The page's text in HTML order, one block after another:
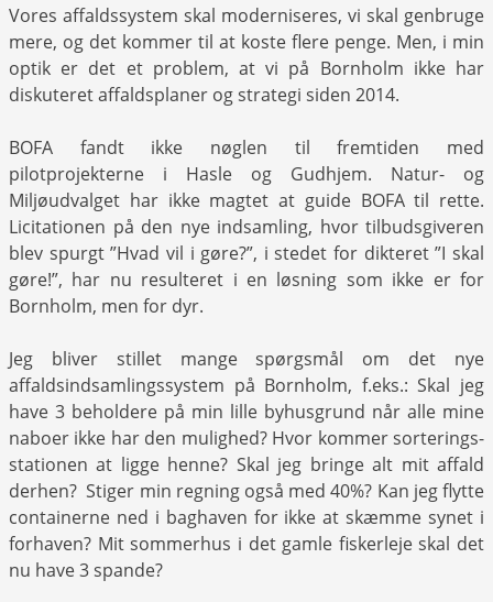
Vores affaldssystem skal moderniseres, vi skal genbruge
mere, og det kommer til at koste flere penge. Men, i min
optik er det et problem, at vi på Bornholm ikke har
diskuteret affaldsplaner og strategi siden 2014.
BOFA fandt ikke nøglen til fremtiden med
pilotprojekterne i Hasle og Gudhjem. Natur- og
Miljøudvalget har ikke magtet at guide BOFA til rette.
Licitationen på den nye indsamling, hvor tilbudsgiveren
blev spurgt ”Hvad vil i gøre?”, i stedet for dikteret ”I skal
gøre!”, har nu resulteret i en løsning som ikke er for
Bornholm, men for dyr.
Jeg bliver stillet mange spørgsmål om det nye
affaldsindsamlingssystem på Bornholm, f.eks.: Skal jeg
have 3 beholdere på min lille byhusgrund når alle mine
naboer ikke har den mulighed? Hvor kommer sorterings-
stationen at ligge henne? Skal jeg bringe alt mit affald
derhen? Stiger min regning også med 40%? Kan jeg flytte
containerne ned i baghaven for ikke at skæmme synet i
forhaven? Mit sommerhus i det gamle fiskerleje skal det
nu have 3 spande?